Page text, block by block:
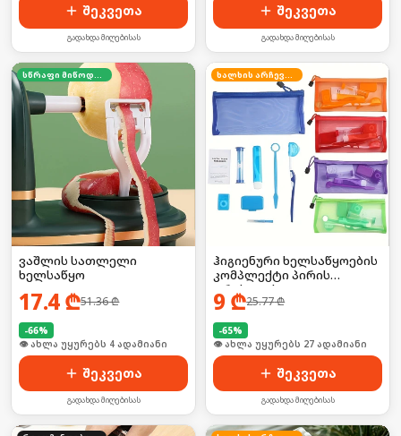
შეკვეთა
გადახდა მიღებისას
შეკვეთა
გადახდა მიღებისას
სწრაფი მიწოდება
ვაშლის სათლელი
ხელსაწყო
17.4₾51.36₾
-66%
🛒 ბოლო 24სთ-ში იყიდა 28-მა
შეკვეთა
გადახდა მიღებისას
ხალხის არჩევანი
ჰიგიენური ხელსაწყოების
კომპლექტი პირის
ღრუსთვის
9 ₾25.77₾
-65%
🛒 ბოლო 24სთ-ში იყიდა 35-მა
შეკვეთა
გადახდა მიღებისას